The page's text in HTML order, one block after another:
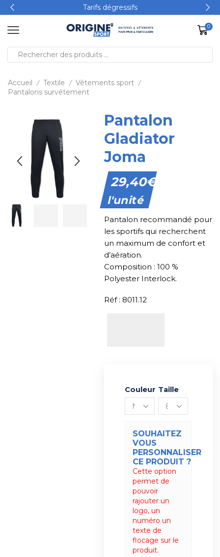
Tarifs dégressifs
0
Accueil / Textile / Vêtements sport /
Pantalons survêtement
Pantalon
Gladiator
Joma
29,40€
l'unité
Pantalon recommandé pour
les sportifs qui recherchent
un maximum de confort et
d’aération.
Composition : 100 %
Polyester Interlock.
Réf : 8011.12
Couleur Taille
SOUHAITEZ
VOUS
PERSONNALISER
CE PRODUIT ?
Cette option
permet de
pouvoir
rajouter un
logo, un
numéro un
texte de
flocage sur le
produit.
Alternative: